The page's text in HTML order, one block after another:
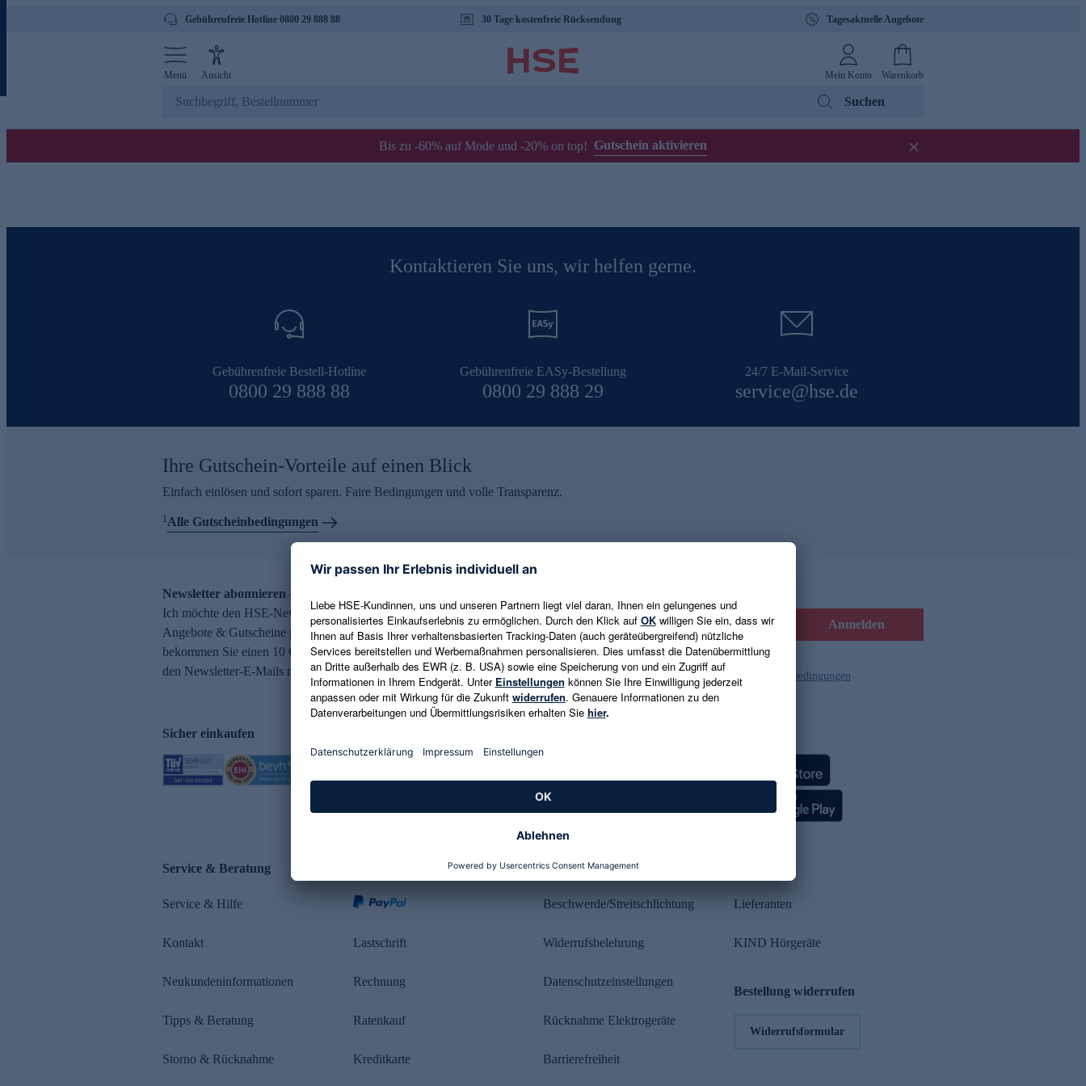
Gebührenfreie Hotline 0800 29 888 88 30 Tage kostenfreie Rücksendung Tagesaktuelle Angebote
Menü Ansicht Mein Konto Warenkorb
Suchen
Bis zu -60% auf Mode und -20% on top! Gutschein aktivieren
Kontaktieren Sie uns, wir helfen gerne.
Gebührenfreie Bestell-Hotline
0800 29 888 88
Gebührenfreie EASy-Bestellung
0800 29 888 29
24/7 E-Mail-Service
service@hse.de
Ihre Gutschein-Vorteile auf einen Blick
Einfach einlösen und sofort sparen. Faire Bedingungen und volle Transparenz.
1Alle Gutscheinbedingungen
Newsletter abonnieren – 10 € Gutschein erhalten
Ich möchte den HSE-Newsletter abonnieren und aktuelle Trends,
Angebote & Gutscheine per E-Mail erhalten. Als Dankeschön
bekommen Sie einen 10 € Gutschein. Eine Abmeldung ist jederzeit in
den Newsletter-E-Mails möglich.
E-Mail-Adresse eingeben Anmelden
Es gelten die Datenschutzrichtlinien und die Gutscheinbedingungen
Sicher einkaufen
Service & Beratung
Service & Hilfe
Kontakt
Neukundeninformationen
Tipps & Beratung
Storno & Rücknahme
Lastschrift
Rechnung
Ratenkauf
Kreditkarte
Rechtliches
Beschwerde/Streitschlichtung
Widerrufsbelehrung
Datenschutzeinstellungen
Rücknahme Elektrogeräte
Barrierefreiheit
Lieferanten
KIND Hörgeräte
Bestellung widerrufen
Widerrufsformular